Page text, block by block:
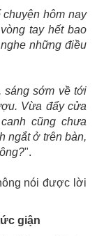
hôm nay
tay hết bao
những điều
sáng sớm về tới
Vừa đẩy cửa
cũng chưa
ngắt ở trên bàn,
".
nói được lời
giận